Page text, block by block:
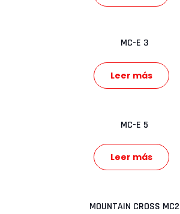
MC-E 3
Leer más
MC-E 5
Leer más
MOUNTAIN CROSS MC2